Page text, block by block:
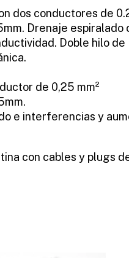
dos conductores de
Drenaje espiralado
Doble hilo de
de 0,25 mm²
e interferencias y
con cables y plugs